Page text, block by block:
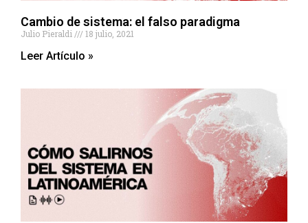
Cambio de sistema: el falso paradigma
Julio Pieraldi 18 julio, 2021
Leer Artículo »